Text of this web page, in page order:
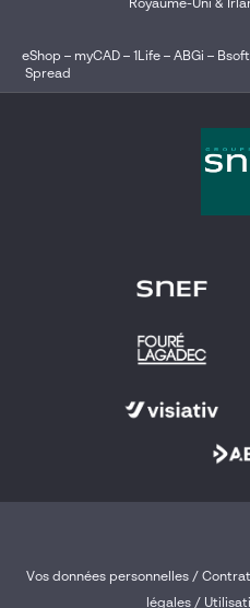
Royaume-Uni &
eShop – myCAD – 1Life – ABGi – Bsoft
Spread
Vos données personnelles/
légales /